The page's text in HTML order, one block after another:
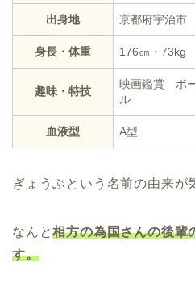
出身地 京都府宇治市
身長・体重 176㎝・73kg
趣味・特技
映画鑑賞 ボ
ル
血液型 A型
ぎょうぶという名前の由来が
なんと相方の為国さんの後輩
す。